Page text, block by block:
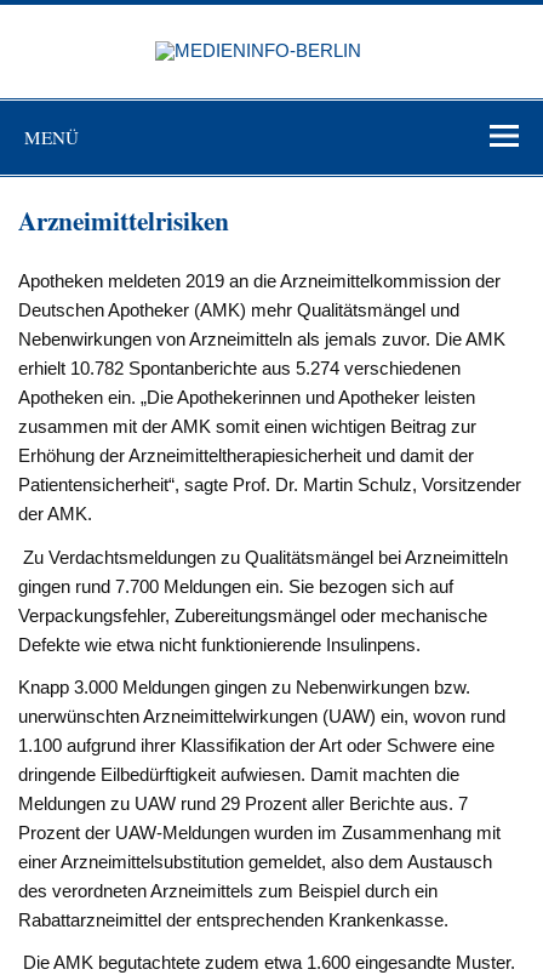
Zum
MENÜ
Arzneimittelrisiken
Apotheken meldeten 2019 an die Arzneimittelkommission der
Deutschen Apotheker (AMK) mehr Qualitätsmängel und
Nebenwirkungen von Arzneimitteln als jemals zuvor. Die AMK
erhielt 10.782 Spontanberichte aus 5.274 verschiedenen
Apotheken ein. „Die Apothekerinnen und Apotheker leisten
zusammen mit der AMK somit einen wichtigen Beitrag zur
Erhöhung der Arzneimitteltherapiesicherheit und damit der
Patientensicherheit“, sagte Prof. Dr. Martin Schulz, Vorsitzender
der AMK.
Zu Verdachtsmeldungen zu Qualitätsmängel bei Arzneimitteln
gingen rund 7.700 Meldungen ein. Sie bezogen sich auf
Verpackungsfehler, Zubereitungsmängel oder mechanische
Defekte wie etwa nicht funktionierende Insulinpens.
Knapp 3.000 Meldungen gingen zu Nebenwirkungen bzw.
unerwünschten Arzneimittelwirkungen (UAW) ein, wovon rund
1.100 aufgrund ihrer Klassifikation der Art oder Schwere eine
dringende Eilbedürftigkeit aufwiesen. Damit machten die
Meldungen zu UAW rund 29 Prozent aller Berichte aus. 7
Prozent der UAW-Meldungen wurden im Zusammenhang mit
einer Arzneimittelsubstitution gemeldet, also dem Austausch
des verordneten Arzneimittels zum Beispiel durch ein
Rabattarzneimittel der entsprechenden Krankenkasse.
Die AMK begutachtete zudem etwa 1.600 eingesandte Muster.